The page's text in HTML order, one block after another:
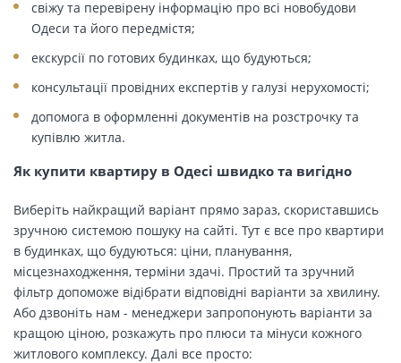
свіжу та перевірену інформацію про всі новобудови
Одеси та його передмістя;
екскурсії по готових будинках, що будуються;
консультації провідних експертів у галузі нерухомості;
допомога в оформленні документів на розстрочку та
купівлю житла.
Як купити квартиру в Одесі швидко та вигідно
Виберіть найкращий варіант прямо зараз, скориставшись
зручною системою пошуку на сайті. Тут є все про квартири
в будинках, що будуються: ціни, планування,
місцезнаходження, терміни здачі. Простий та зручний
фільтр допоможе відібрати відповідні варіанти за хвилину.
Або дзвоніть нам - менеджери запропонують варіанти за
кращою ціною, розкажуть про плюси та мінуси кожного
житлового комплексу. Далі все просто: